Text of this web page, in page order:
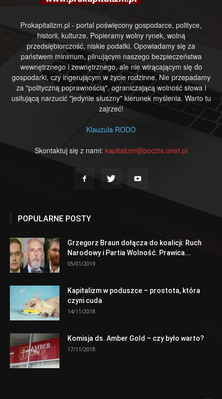
Prokapitalizm.pl - portal poświęcony gospodarce, polityce,
historii, kulturze. Popieramy wolny rynek, wolną
przedsiębiorczość, niskie podatki. Opowiadamy się za
państwem minimum, pilnującym naszego bezpieczeństwa
wewnętrznego i zewnętrznego, ale nie wtrącającym się do
gospodarki, czy ingerującym w życie rodzinne. Nie przepadamy
za "polityczną poprawnością", ograniczającą wolność słowa i
usiłującą narzucić "jedynie słuszny" kierunek myślenia. Warto tu
zajrzeć!
Klauzula RODO
Skontaktuj się z nami: kapitalizm@poczta.onet.pl
POPULARNE POSTY
Grzegorz Braun dołącza do koalicji: Ruch
Narodowy i Partia Wolność. Prawica...
05/01/2019
Kapitalizm w poduszce – prostota, która
czyni cuda
14/11/2018
Komisja ds. Amber Gold – czy było warto?
17/11/2018